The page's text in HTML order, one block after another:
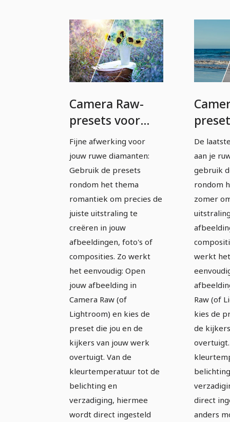
Camera Raw-
presets voor
fotografen en
beeldbewerkers:
Romantiek
Fijne afwerking voor
jouw ruwe diamanten:
Gebruik de presets
rondom het thema
romantiek om precies de
juiste uitstraling te
creëren in jouw
afbeeldingen, foto's of
composities. Zo werkt
het eenvoudig: Open
jouw afbeelding in
Camera Raw (of
Lightroom) en kies de
preset die jou en de
kijkers van jouw werk
overtuigt. Van de
kleurtemperatuur tot de
belichting en
verzadiging, hiermee
wordt direct ingesteld
De
aan je
gebruik
rondom
zomer
werkt
Raw (of
kies de
de
direct
anders